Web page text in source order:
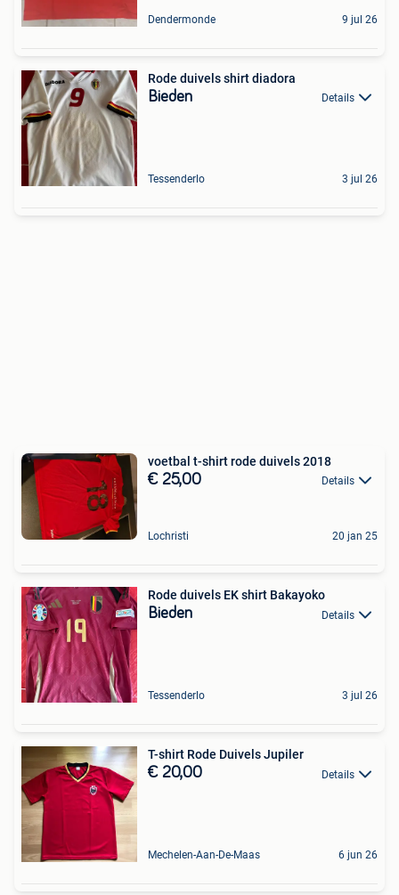
Dendermonde 9 jul 26
Rode duivels shirt diadora
Bieden Details
Tessenderlo 3 jul 26
voetbal t-shirt rode duivels 2018
€ 25,00 Details
Lochristi 20 jan 25
Rode duivels EK shirt Bakayoko
Bieden Details
Tessenderlo 3 jul 26
T-shirt Rode Duivels Jupiler
€ 20,00 Details
Mechelen-Aan-De-Maas 6 jun 26